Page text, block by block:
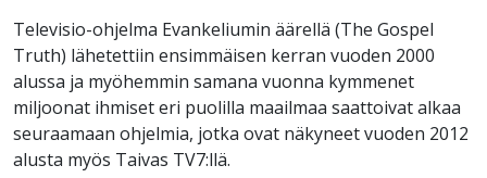
Televisio-ohjelma Evankeliumin äärellä (The Gospel
Truth) lähetettiin ensimmäisen kerran vuoden 2000
alussa ja myöhemmin samana vuonna kymmenet
miljoonat ihmiset eri puolilla maailmaa saattoivat alkaa
seuraamaan ohjelmia, jotka ovat näkyneet vuoden 2012
alusta myös Taivas TV7:llä.